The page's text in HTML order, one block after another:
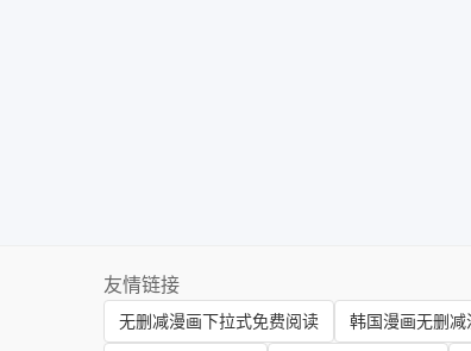
友情链接
无删减漫画下拉式免费阅读 韩国漫画无删减